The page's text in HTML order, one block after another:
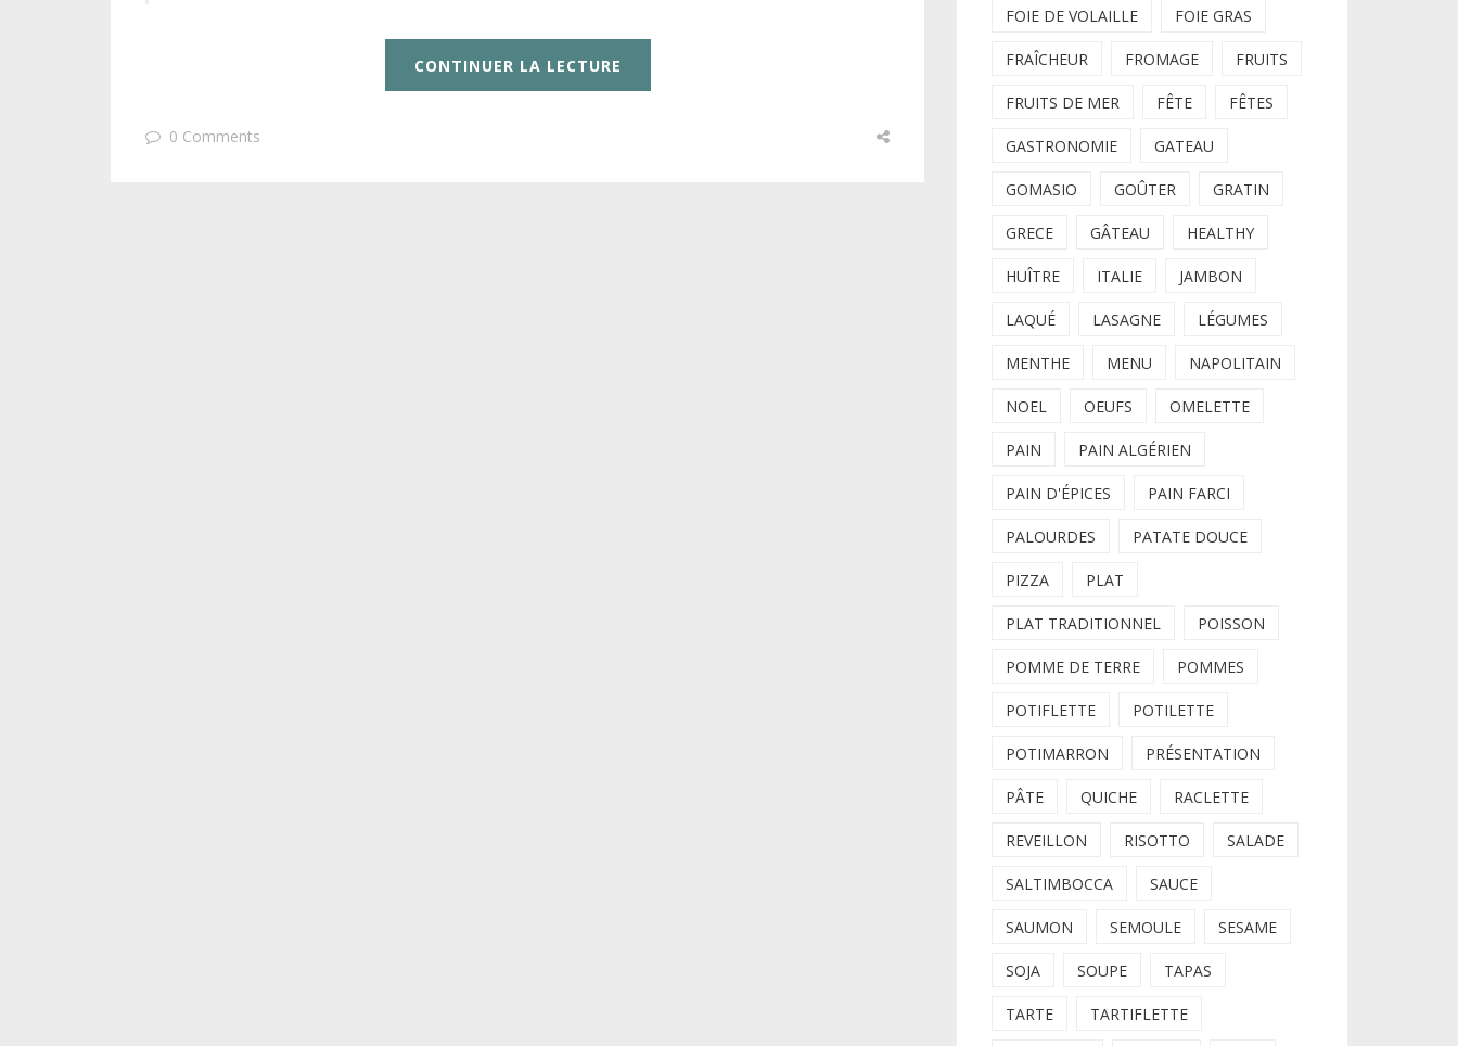
CONTINUER LA LECTURE
0 Comments
FOIE DE VOLAILLE FOIE GRAS
FRAÎCHEUR FROMAGE FRUITS
FRUITS DE MER FÊTE FÊTES
GASTRONOMIE GATEAU
GOMASIO GOÛTER GRATIN
GRECE GÂTEAU HEALTHY
HUÎTRE ITALIE JAMBON
LAQUÉ LASAGNE LÉGUMES
MENTHE MENU NAPOLITAIN
NOEL OEUFS OMELETTE
PAIN PAIN ALGÉRIEN
PAIN D'ÉPICES PAIN FARCI
PALOURDES PATATE DOUCE
PIZZA PLAT
PLAT TRADITIONNEL POISSON
POMME DE TERRE POMMES
POTIFLETTE POTILETTE
POTIMARRON PRÉSENTATION
PÂTE QUICHE RACLETTE
REVEILLON RISOTTO SALADE
SALTIMBOCCA SAUCE
SAUMON SEMOULE SESAME
SOJA SOUPE TAPAS
TARTE TARTIFLETTE